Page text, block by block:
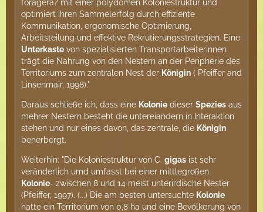
foragerâ? mit einer polydomen Koloniestruktur und
optimiert ihren Sammelerfolg durch effiziente
Kommunikation, ergonomische Optimierung,
Arbeitsteilung und effektive Rekrutierungsstrategien. Eine
Unterkaste von spezialisierten Transportarbeiterinnen
trägt die Nahrung von den Nestern an der Peripherie des
Territoriums zum zentralen Nest der Königin ( Pfeiffer and
Linsenmair, 1998)."
Daraus schließe ich, dass eine Kolonie dieser Spezies aus
mehrer Nestern besteht die untereiandern in Interaktion
stehen und nur eines davon, das zentrale, die Königin
beherbergt.
Weiterhin: "Die Koloniestruktur von C. gigas ist sehr
veränderlich umd umfasst bei einer mittlegroßen
Kolonie- zwischen 8 und 14 meist unterirdische Nester
(Pfeiffer, 1997). (...) Die am besten untersuchte Kolonie
hatte ein Territorium von 0,8 ha und eine Bevölkerung von